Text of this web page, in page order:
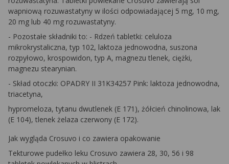
wapniową rozuwastatyny w ilości odpowiadającej 5 mg, 10 mg,
20 mg lub 40 mg rozuwastatyny.
- Pozostałe składniki to: - Rdzeń tabletki: celuloza
mikrokrystaliczna, typ 102, laktoza jednowodna, suszona
rozpyłowo, krospowidon, typ A, magnezu tlenek, ciężki,
magnezu stearynian.
- Skład otoczki: OPADRY II 31K34257 Pink: laktoza jednowodna,
triacetyna,
hypromeloza, tytanu dwutlenek (E 171), żółcień chinolinowa, lak
(E 104), tlenek żelaza czerwony (E 172).
Jak wygląda Crosuvo i co zawiera opakowanie
Tekturowe pudełko leku Crosuvo zawiera 28, 30, 56 i 98